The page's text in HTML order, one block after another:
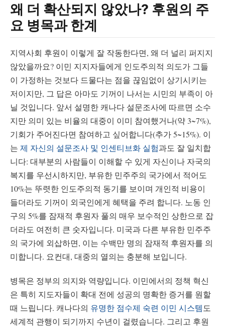
왜 더 확산되지 않았나? 후원의 주
요 병목과 한계
지역사회 후원이 이렇게 잘 작동한다면, 왜 더 널리 퍼지지
않았을까요? 이민 지지자들에게 인도주의적 의도가 그들
이 가정하는 것보다 드물다는 점을 끊임없이 상기시키는
저이지만, 그 답은 아마도 기꺼이 나서는 시민의 부족이 아
닐 것입니다. 앞서 설명한 캐나다 설문조사에 따르면 소수
지만 의미 있는 비율의 대중이 이미 참여했거나(약 3~7%),
기회가 주어진다면 참여하고 싶어합니다(추가 5~15%). 이
는 제 자신의 설문조사 및 인센티브화 실험과도 잘 일치합
니다: 대부분의 사람들이 이해할 수 있게 자신이나 자국의
복지를 우선시하지만, 부유한 민주주의 국가에서 적어도
10%는 뚜렷한 인도주의적 동기를 보이며 개인적 비용이
들더라도 기꺼이 외국인에게 혜택을 주려 합니다. 노동 인
구의 5%를 잠재적 후원자 풀의 매우 보수적인 상한으로 잡
더라도 여전히 큰 숫자입니다. 미국과 다른 부유한 민주주
의 국가에 외삽하면, 이는 수백만 명의 잠재적 후원자를 의
미합니다. 요컨대, 대중의 열의는 충분해 보입니다.
병목은 정부의 의지와 역량입니다. 이민에서의 정책 혁신
은 특히 지도자들이 확대 전에 성공의 명확한 증거를 원할
때 느립니다. 캐나다의 유명한 점수제 숙련 이민 시스템 도
세계적 관행이 되기까지 수년이 걸렸습니다. 그리고 후원